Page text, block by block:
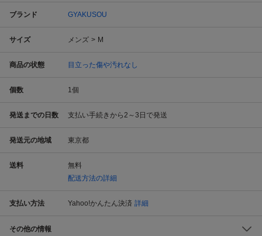
ブランド GYAKUSOU
サイズ メンズ M
商品の状態 目立った傷や汚れなし
個数 1個
発送までの日数 支払い手続きから2～3日で発送
発送元の地域 東京都
送料
無料
配送方法の詳細
支払い方法 Yahoo!かんたん決済 詳細
その他の情報